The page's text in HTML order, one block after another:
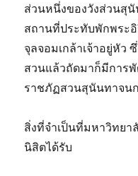
ส่วนหนึ่งของวังส่วนสุนั
สถานที่ประทับพักพระ
จุลจอมเกล้าเจ้าอยู่หัว
สวนแล้วถัดมาก็มีการ
ราชภัฏสวนสุนันทาจน
สิ่งที่จำเป็นที่มหาวิทย
นิสิตได้รับ